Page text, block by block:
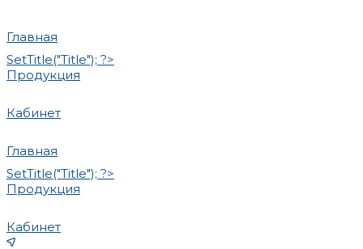
Главная
SetTitle("Title"); ?>
Продукция
Кабинет
Главная
SetTitle("Title"); ?>
Продукция
Кабинет